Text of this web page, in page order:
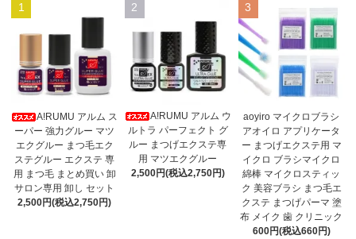
1
A!RUMU アルム ス
ーパー 強力グルー マツ
エクグルー まつ毛エク
ステグルー エクステ 専
用 まつ毛 まとめ買い 卸
サロン専用 卸し セット
2,500円(税込2,750円)
2
A!RUMU アルム ウ
ルトラ パーフェクト グ
ルー まつげエクステ専
用 マツエクグルー
2,500円(税込2,750円)
3
aoyiro マイクロブラシ
アオイロ アプリケータ
ー まつげエクステ用 マ
イクロ ブラシマイクロ
綿棒 マイクロスティッ
ク 美容ブラシ まつ毛エ
クステ まつげパーマ 塗
布 メイク 歯 クリニック
600円(税込660円)